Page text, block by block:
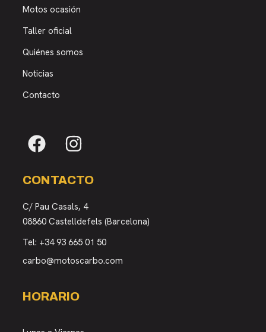
Motos ocasión
Taller oficial
Quiénes somos
Noticias
Contacto
CONTACTO
C/ Pau Casals, 4
08860 Castelldefels (Barcelona)
Tel: +34 93 665 01 50
carbo@motoscarbo.com
HORARIO